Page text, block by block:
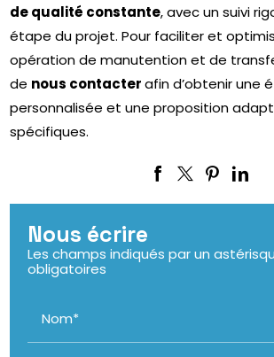
de qualité constante, avec un suivi
étape du projet. Pour faciliter et
opération de manutention et de
de nous contacterafin d’obtenir une
personnalisée et une proposition
spécifiques.
Nous écrire
Les champs indiqués par un
obligatoires
Nom*